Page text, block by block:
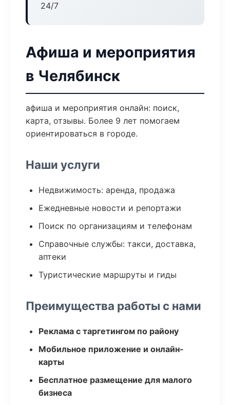
24/7
Афиша и мероприятия
в Челябинск
афиша и мероприятия онлайн: поиск,
карта, отзывы. Более 9 лет помогаем
ориентироваться в городе.
Наши услуги
Недвижимость: аренда, продажа
Ежедневные новости и репортажи
Поиск по организациям и телефонам
Справочные службы: такси, доставка,
аптеки
Туристические маршруты и гиды
Преимущества работы с нами
Реклама с таргетингом по району
Мобильное приложение и онлайн-
карты
Бесплатное размещение для малого
бизнеса